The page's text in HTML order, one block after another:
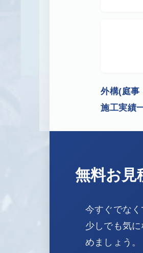
外構(庭事
施工実績
無料お見
今すぐでな
少しでも気
めましょう。